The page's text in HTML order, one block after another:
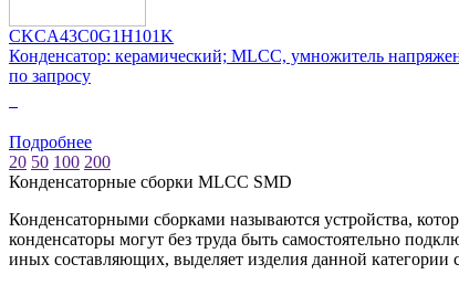
CKCA43C0G1H101K
Конденсатор: керамический; MLCC, умножитель
по запросу
Подробнее
20 50 100 200
Конденсаторные сборки MLCC SMD
Конденсаторными сборками называются устройства,
конденсаторы могут без труда быть самостоятельно
иных составляющих, выделяет изделия данной